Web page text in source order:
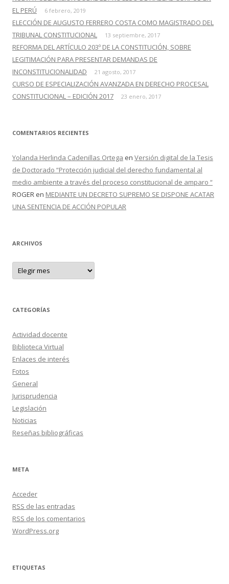
EL PERÚ
6 febrero, 2019
ELECCIÓN DE AUGUSTO FERRERO COSTA COMO MAGISTRADO DEL
TRIBUNAL CONSTITUCIONAL
13 septiembre, 2017
REFORMA DEL ARTÍCULO 203º DE LA CONSTITUCIÓN, SOBRE
LEGITIMACIÓN PARA PRESENTAR DEMANDAS DE
INCONSTITUCIONALIDAD
21 agosto, 2017
CURSO DE ESPECIALIZACIÓN AVANZADA EN DERECHO PROCESAL
CONSTITUCIONAL – EDICIÓN 2017
23 enero, 2017
COMENTARIOS RECIENTES
Yolanda Herlinda Cadenillas Ortega en Versión digital de la Tesis
de Doctorado “Protección judicial del derecho fundamental al
medio ambiente a través del proceso constitucional de amparo “
ROGER en MEDIANTE UN DECRETO SUPREMO SE DISPONE ACATAR
UNA SENTENCIA DE ACCIÓN POPULAR
ARCHIVOS
A
c
o
CATEGORÍAS
Actividad docente
Biblioteca Virtual
Enlaces de interés
Fotos
General
Jurisprudencia
Legislación
Noticias
Reseñas bibliográficas
META
Acceder
RSS de las entradas
RSS de los comentarios
WordPress.org
ETIQUETAS